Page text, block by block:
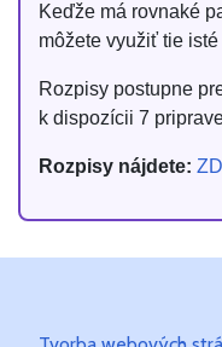
Keďže má rovnaké
môžete využiť tie
Rozpisy postupne
k dispozícii 7
Rozpisy nájdete: